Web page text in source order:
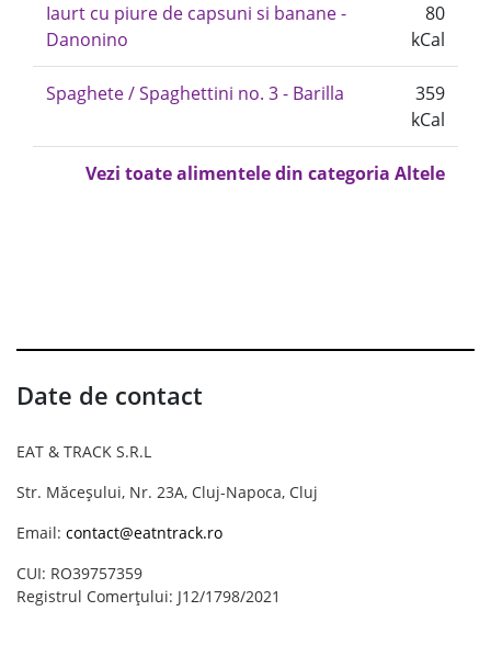
Iaurt cu piure de capsuni si banane -
Danonino
80
kCal
Spaghete / Spaghettini no. 3 - Barilla
359
kCal
Vezi toate alimentele din categoria Altele
Date de contact
EAT & TRACK S.R.L
Str. Măceșului, Nr. 23A, Cluj-Napoca, Cluj
Email: contact@eatntrack.ro
CUI: RO39757359
Registrul Comerțului: J12/1798/2021